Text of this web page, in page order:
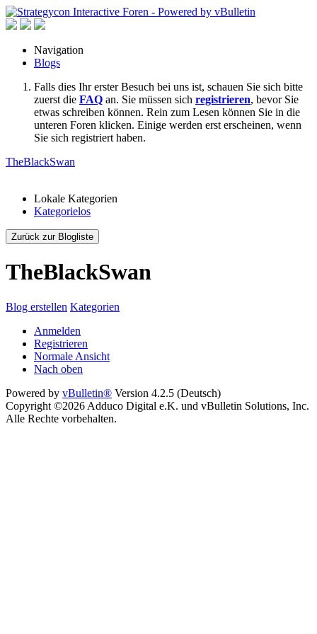
Navigation
Blogs
Falls dies Ihr erster Besuch bei uns ist, schauen Sie sich bitte
zuerst die FAQ an. Sie müssen sich registrieren, bevor Sie
etwas schreiben können. Rein zum Lesen können Sie in die
unteren Foren klicken. Einige werden erst erscheinen, wenn
Sie sich registriert haben.
TheBlackSwan
Lokale Kategorien
Kategorielos
Zurück zur Blogliste
TheBlackSwan
Blog erstellen Kategorien
Anmelden
Registrieren
Normale Ansicht
Nach oben
Powered by vBulletin® Version 4.2.5 (Deutsch)
Copyright ©2026 Adduco Digital e.K. und vBulletin Solutions, Inc.
Alle Rechte vorbehalten.